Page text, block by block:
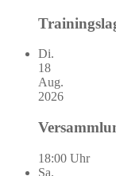
Di.
18
Aug.
2026
18:00 Uhr
Sa.